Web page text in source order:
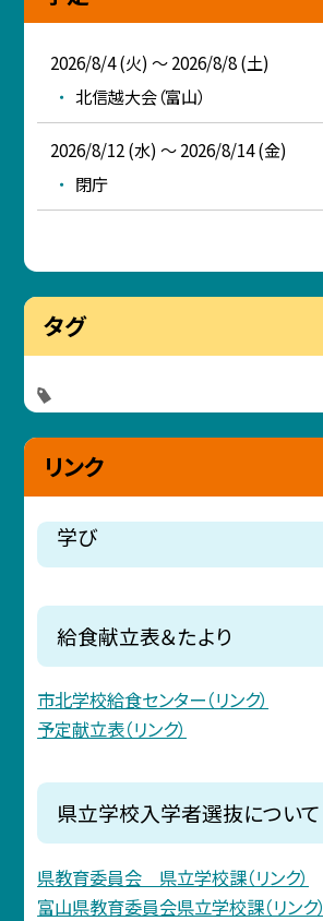
2026/8/4 (火) ～ 2026/8/8 (土)
北信越大会（富山）
2026/8/12 (水) ～ 2026/8/14 (金)
閉庁
タグ
リンク
学び
給食献立表＆たより
市北学校給食センター（リンク）
予定献立表（リンク）
県立学校入学者選抜について
県教育委員会 県立学校課（リンク）
富山県教育委員会県立学校課（リンク）